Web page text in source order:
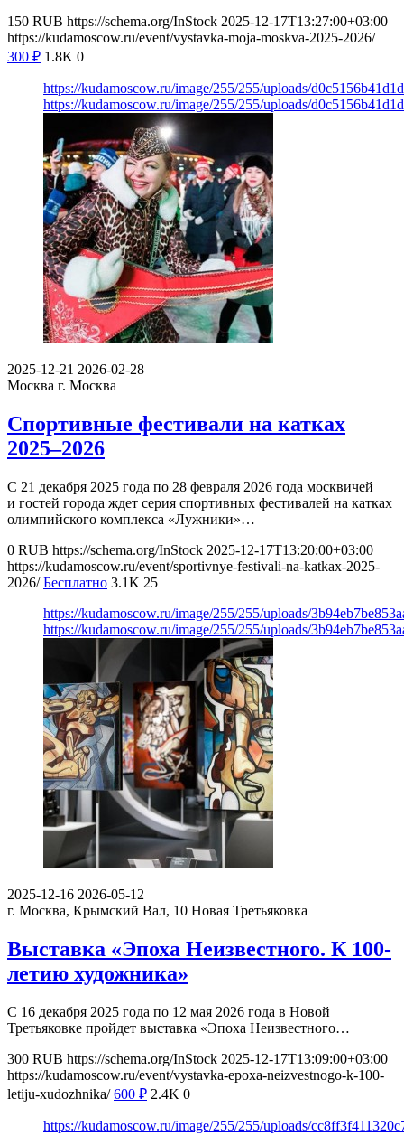
150 RUB https://schema.org/InStock 2025-12-17T13:27:00+03:00
https://kudamoscow.ru/event/vystavka-moja-moskva-2025-2026/
300 ₽ 1.8K 0
https://kudamoscow.ru/image/255/255/uploads/
https://kudamoscow.ru/image/255/255/uploads/
2025-12-21 2026-02-28
Москва г. Москва
Спортивные фестивали на катках
2025–2026
С 21 декабря 2025 года по 28 февраля 2026 года москвичей
и гостей города ждет серия спортивных фестивалей на катках
олимпийского комплекса «Лужники»…
0 RUB https://schema.org/InStock 2025-12-17T13:20:00+03:00
https://kudamoscow.ru/event/sportivnye-festivali-na-katkax-2025-
2026/ Бесплатно 3.1K 25
https://kudamoscow.ru/image/255/255/uploads/
https://kudamoscow.ru/image/255/255/uploads/
2025-12-16 2026-05-12
г. Москва, Крымский Вал, 10 Новая Третьяковка
Выставка «Эпоха Неизвестного. К 100-
летию художника»
С 16 декабря 2025 года по 12 мая 2026 года в Новой
Третьяковке пройдет выставка «Эпоха Неизвестного…
300 RUB https://schema.org/InStock 2025-12-17T13:09:00+03:00
https://kudamoscow.ru/event/vystavka-epoxa-neizvestnogo-k-100-
letiju-xudozhnika/ 600 ₽ 2.4K 0
https://kudamoscow.ru/image/255/255/uploads/